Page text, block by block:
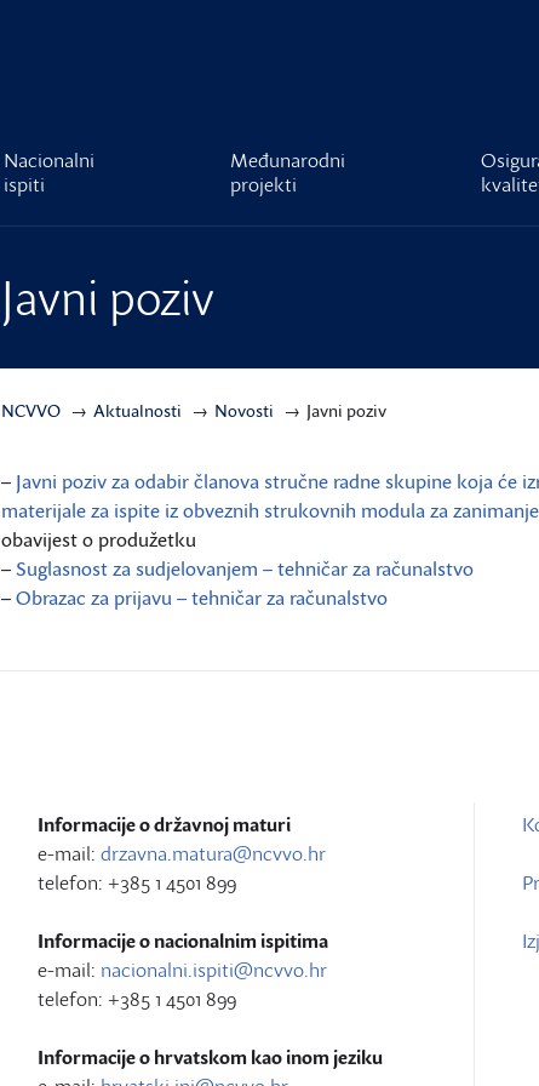
Nacionalni
ispiti
Međunarodni
projekti
Javni poziv
NCVVO Aktualnosti Novosti Javni poziv
– Javni poziv za odabir članova stručne radne skupine koja će
materijale za ispite iz obveznih strukovnih modula za
obavijest o produžetku
–Suglasnost za sudjelovanjem – tehničar za računalstvo
–Obrazac za prijavu – tehničar za računalstvo
Informacije o državnoj maturi
e-mail: drzavna.matura@ncvvo.hr
telefon: +385 1 4501 899
Informacije o nacionalnim ispitima
e-mail: nacionalni.ispiti@ncvvo.hr
telefon: +385 1 4501 899
Informacije o hrvatskom kao inom jeziku